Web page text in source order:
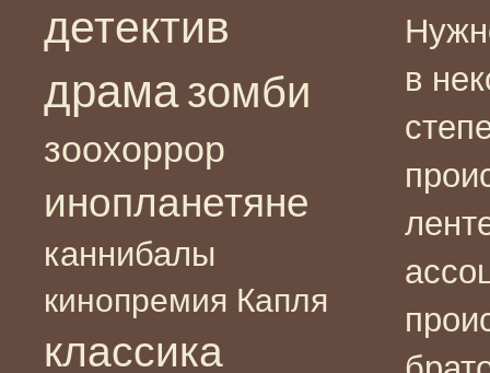
детектив
драма зомби
зоохоррор
инопланетяне
каннибалы
кинопремия Капля
классика
в